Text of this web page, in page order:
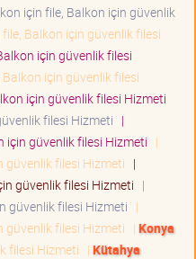
için file, Balkon için güvenlik
Balkon için güvenlik filesi
için güvenlik filesi
için güvenlik filesi
için güvenlik filesi Hizmeti
filesi Hizmeti |
için güvenlik filesi Hizmeti |
güvenlik filesi Hizmeti |
güvenlik filesi Hizmeti |
güvenlik filesi Hizmeti |
güvenlik filesi Hizmeti | Konya
filesi Hizmeti | Kütahya